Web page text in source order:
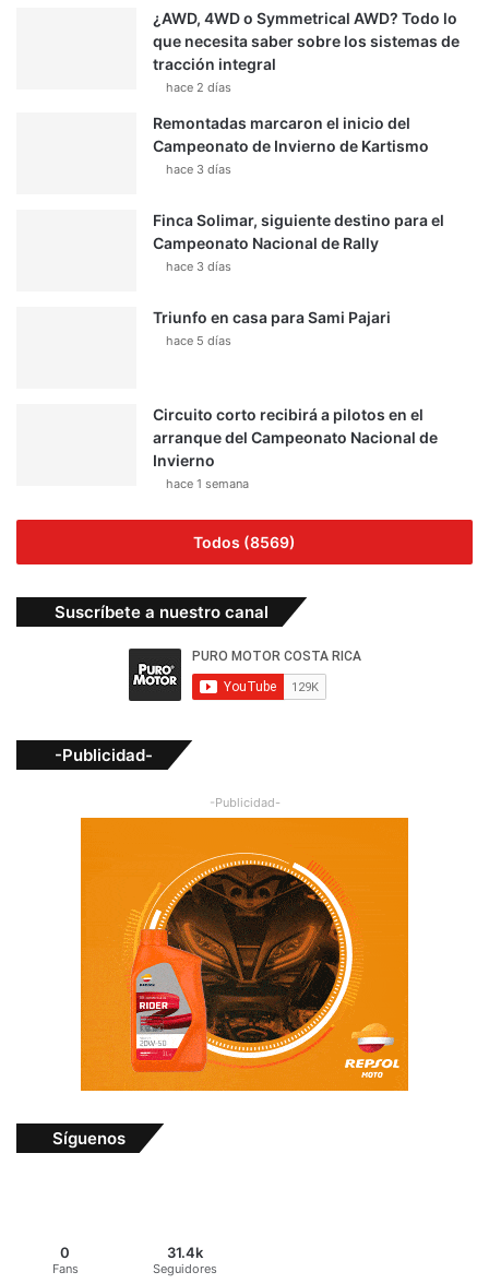
¿AWD, 4WD o Symmetrical AWD? Todo lo
que necesita saber sobre los sistemas de
tracción integral
hace 2 días
Remontadas marcaron el inicio del
Campeonato de Invierno de Kartismo
hace 3 días
Finca Solimar, siguiente destino para el
Campeonato Nacional de Rally
hace 3 días
Triunfo en casa para Sami Pajari
hace 5 días
Circuito corto recibirá a pilotos en el
arranque del Campeonato Nacional de
Invierno
hace 1 semana
Todos (8569)
Suscríbete a nuestro canal
-Publicidad-
-Publicidad-
Síguenos
0
Fans
31.4k
Seguidores